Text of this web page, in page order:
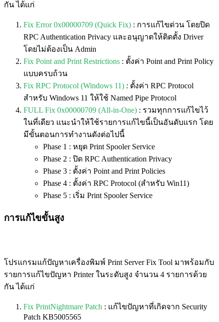
กัน ได้แก่
Fix Error 0x00000709 (Quick Fix) : การแก้ไขด่วน โดยปิด
RPC Authentication Privacy และอนุญาตให้ติดตั้ง Driver
โดยไม่ต้องเป็น Admin
Fix Point and Print Restrictions : ตั้งค่า Point and Print Policy
แบบครบถ้วน
Fix RPC Protocol (Windows 11) : ตั้งค่า RPC Protocol
สำหรับ Windows 11 ให้ใช้ Named Pipe Protocol
FULL Fix 0x00000709 (All-in-One) : รวมทุกการแก้ไขไว้
ในที่เดียว แนะนำให้ใช้รายการแก้ไขนี้เป็นอันดับแรก โดย
มีขั้นตอนการทำงานดังต่อไปนี้
Phase 1 : หยุด Print Spooler Service
Phase 2 : ปิด RPC Authentication Privacy
Phase 3 : ตั้งค่า Point and Print Policies
Phase 4 : ตั้งค่า RPC Protocol (สำหรับ Win11)
Phase 5 : เริ่ม Print Spooler Service
การแก้ไขขั้นสูง
โปรแกรมแก้ปัญหาเครื่องพิมพ์ Print Server Fix Tool มาพร้อมกับ
รายการแก้ไขปัญหา Printer ในระดับสูง จำนวน 4 รายการด้วย
กัน ได้แก่
Fix PrintNightmare Patch : แก้ไขปัญหาที่เกิดจาก Security
Patch KB5005565